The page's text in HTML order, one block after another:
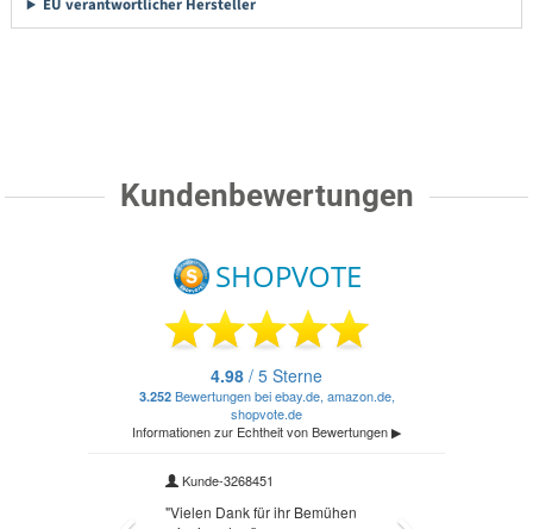
EU verantwortlicher Hersteller
Kundenbewertungen